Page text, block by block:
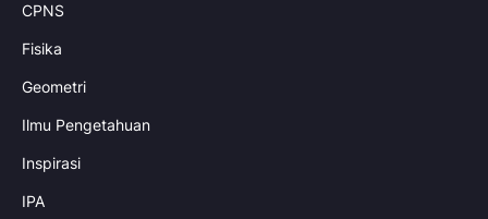
CPNS
Fisika
Geometri
Ilmu Pengetahuan
Inspirasi
IPA